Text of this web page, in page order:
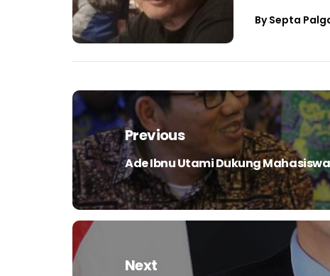
BySepta
Navigasi
pos
Previous
Previous
post:
Ade Ibnu Utami Dukung
Next